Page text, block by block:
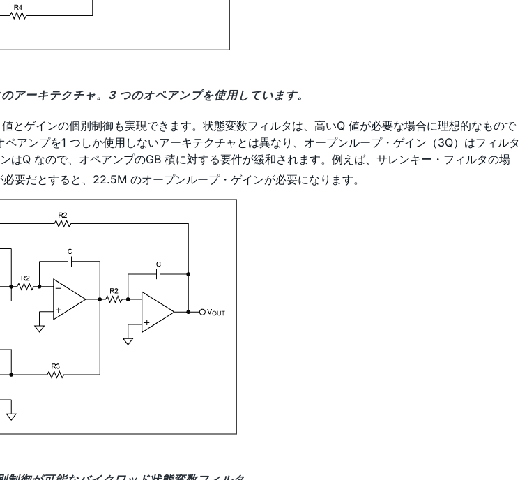
アーキテクチャ。3 つのオペアンプを使用しています。
ゲインの個別制御も実現できます。状態変数フィルタは、高いQ 値が必要な場合に理想的なもので
アンプを1 つしか使用しないアーキテクチャとは異なり、オープンループ・ゲイン（3Q）はフィルタ
Q なので、オペアンプのGB 積に対する要件が緩和されます。例えば、サレンキー・フィルタの場
要だとすると、22.5M のオープンループ・ゲインが必要になります。